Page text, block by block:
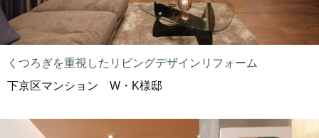
くつろぎを重視したリビングデザインリフォーム
下京区マンション W・K様邸